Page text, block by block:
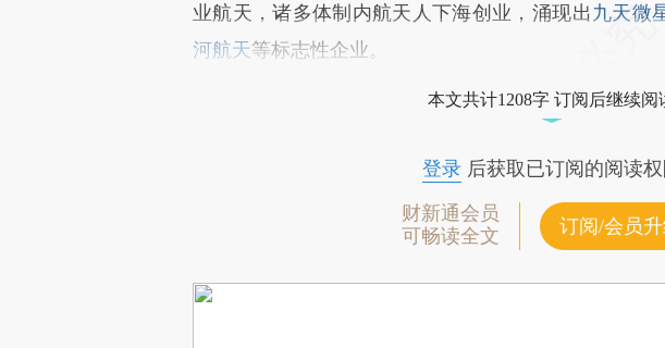
业航天，诸多体制内航天人下海创业，涌现出九天微
河航天等标志性企业。
本文共计1208字 订阅后继续阅
登录后获取已订阅的阅读权
财新通会员
可畅读全文
订阅/会员